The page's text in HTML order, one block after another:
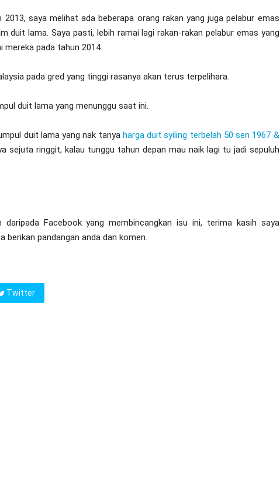
2013, saya melihat ada beberapa orang rakan yang juga pelabur emas
duit lama. Saya pasti, lebih ramai lagi rakan-rakan pelabur emas yang
mereka pada tahun 2014.
pada gred yang tinggi rasanya akan terus terpelihara.
duit lama yang menunggu saat ini.
duit lama yang nak tanya harga duit syiling terbelah 50 sen 1967 &
sejuta ringgit, kalau tunggu tahun depan mau naik lagi tu jadi sepuluh
daripada Facebook yang membincangkan isu ini, terima kasih saya
berikan pandangan anda dan komen.
Twitter